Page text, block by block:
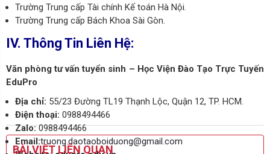
Trường Trung cấp Tài chính Kế toán Hà Nội.
Trường Trung cấp Bách Khoa Sài Gòn.
IV. Thông Tin Liên Hệ:
Văn phòng tư vấn tuyển sinh – Học Viện Đào Tạo Trực Tuyến
EduPro
Địa chỉ: 55/23 Đường TL19 Thạnh Lộc, Quận 12, TP. HCM.
Điện thoại: 0988494466
Zalo:0988494466
Email:truong.daotaoboiduong@gmail.com
BÀI VIẾT LIÊN QUAN